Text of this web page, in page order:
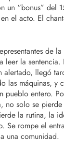
un “bonus” del
el acto. El
de
leer la sentencia.
alertado, llegó
las máquinas, y
pueblo entero.
no solo se
la rutina, la
Se rompe el
una comunidad.